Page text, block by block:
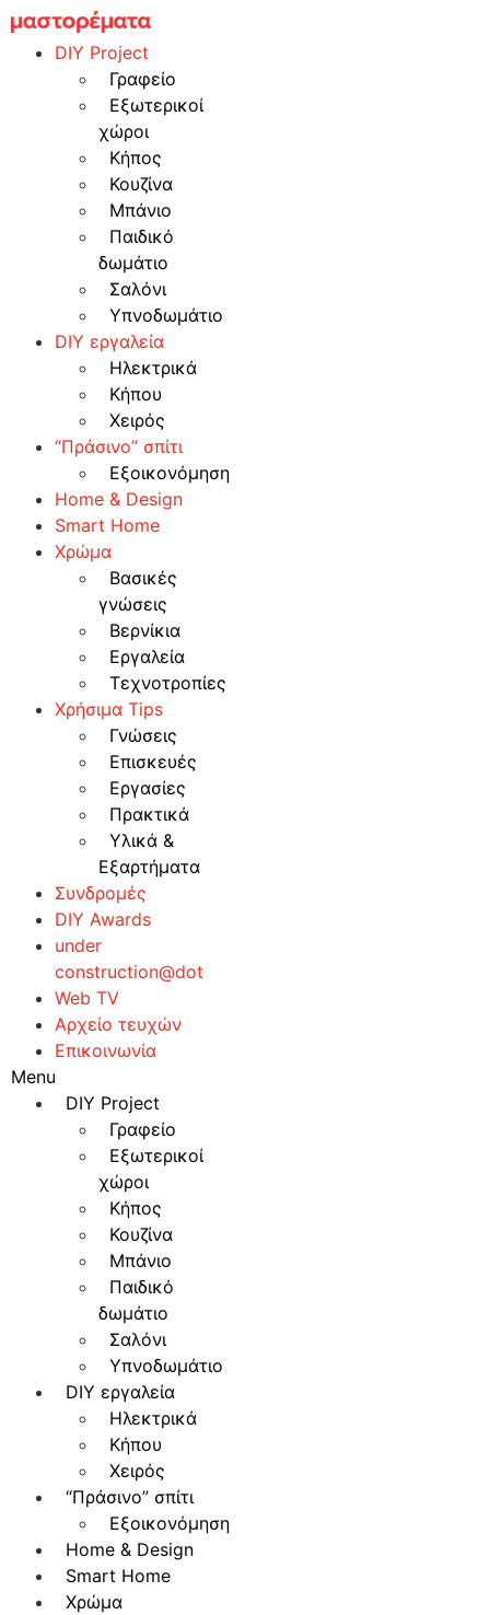
Skip
to
content
DIY Project
Γραφείο
Εξωτερικοί
χώροι
Κήπος
Κουζίνα
Μπάνιο
Παιδικό
δωμάτιο
Σαλόνι
Υπνοδωμάτιο
DIY εργαλεία
Ηλεκτρικά
Κήπου
Χειρός
“Πράσινο” σπίτι
Εξοικονόμηση
Home & Design
Smart Home
Χρώμα
Βασικές
γνώσεις
Βερνίκια
Εργαλεία
Τεχνοτροπίες
Χρήσιμα Tips
Γνώσεις
Επισκευές
Εργασίες
Πρακτικά
Υλικά &
Εξαρτήματα
Συνδρομές
DIY Awards
under
construction@dot
Web TV
Αρχείο τευχών
Επικοινωνία
Menu
DIY Project
Γραφείο
Εξωτερικοί
χώροι
Κήπος
Κουζίνα
Μπάνιο
Παιδικό
δωμάτιο
Σαλόνι
Υπνοδωμάτιο
DIY εργαλεία
Ηλεκτρικά
Κήπου
Χειρός
“Πράσινο” σπίτι
Εξοικονόμηση
Home & Design
Smart Home
Χρώμα